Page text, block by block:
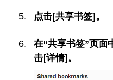
点击[共享书签]。
在“共享书签”页面
击[详情]。